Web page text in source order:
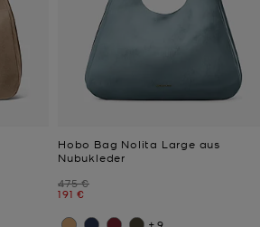
Hobo Bag Nolita Large aus
Nubukleder
Zuvor
475 €
Jetzt
191 €